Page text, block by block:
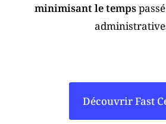
minimisant le temps
Découvrir Fast